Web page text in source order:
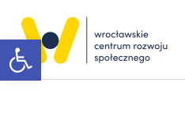
Otwórz pasek narzędzi
treści